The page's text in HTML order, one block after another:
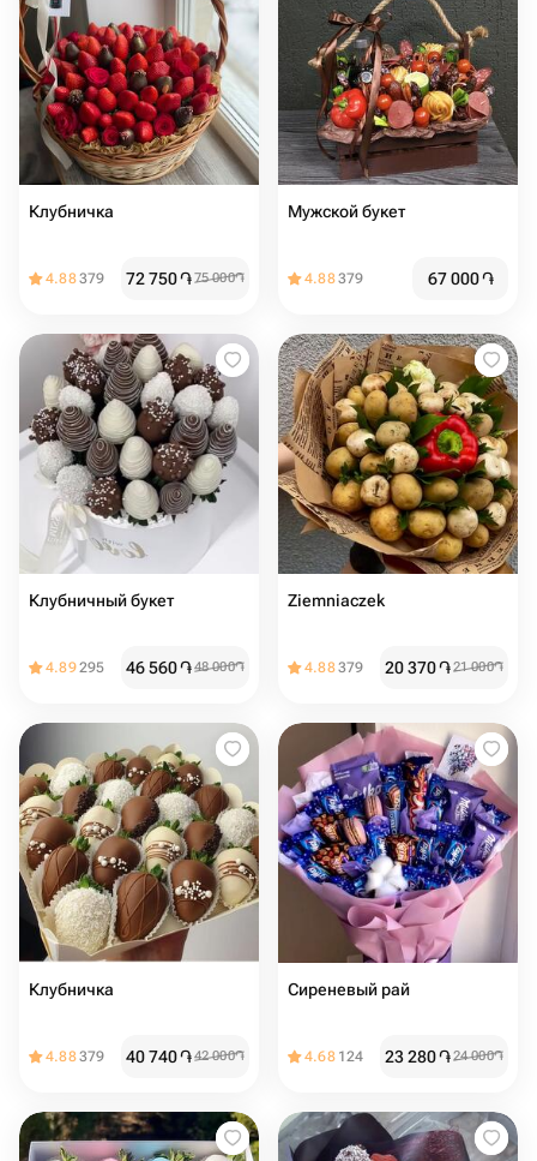
Клубничка
4.88379 72 750֏75 000֏
Мужской букет
4.88379 67 000֏
Клубничный букет
4.89295 46 560֏48 000֏
Ziemniaczek
4.88379 20 370֏21 000֏
Клубничка
4.88379 40 740֏42 000֏
Сиреневый рай
4.68 124 23 280֏24 000֏